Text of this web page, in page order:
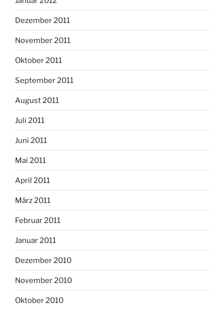
Dezember 2011
November 2011
Oktober 2011
September 2011
August 2011
Juli 2011
Juni 2011
Mai 2011
April 2011
März 2011
Februar 2011
Januar 2011
Dezember 2010
November 2010
Oktober 2010